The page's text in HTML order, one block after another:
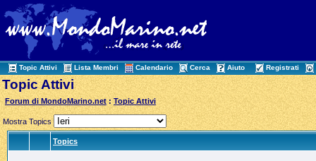
Topic Attivi Lista Membri Calendario Cerca Aiuto Registrati
Topic Attivi
Forum di MondoMarino.net :Topic Attivi
Mostra Topics
Topics